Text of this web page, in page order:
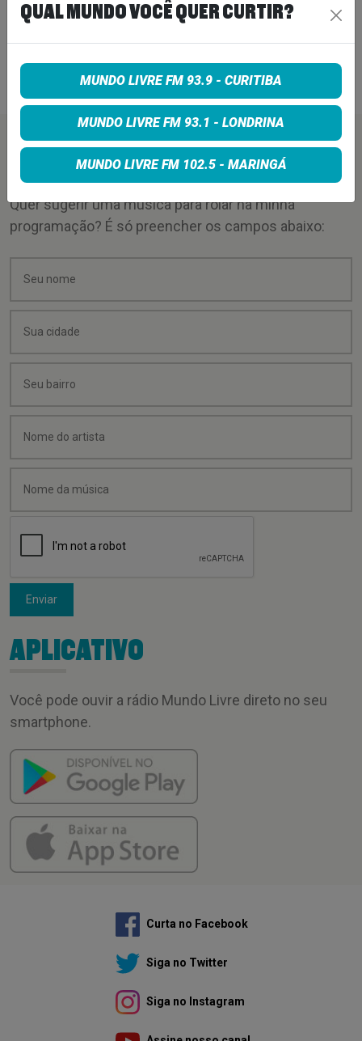
KORN, LIMP BIZKIT E SMASHING
7 de agosto de 2026
PEÇA SUA MÚSICA
Quer sugerir uma música para rolar na minha
programação? É só preencher os campos abaixo:
Enviar
APLICATIVO
Você pode ouvir a rádio Mundo Livre direto no seu
smartphone.
Curta no Facebook
Siga no Twitter
Siga no Instagram
QUAL MUNDO VOCÊ QUER CURTIR?
MUNDO LIVRE FM 93.9 - CURITIBA
MUNDO LIVRE FM 93.1 - LONDRINA
MUNDO LIVRE FM 102.5 - MARINGÁ